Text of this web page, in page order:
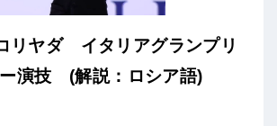
リヤダ イタリアグランプリ
演技 (解説：ロシア語)